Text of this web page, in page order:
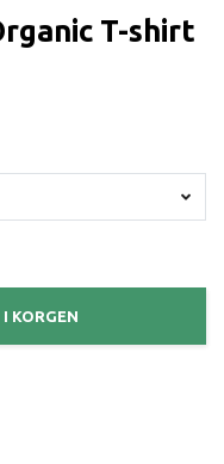
T-shirt
I KORGEN